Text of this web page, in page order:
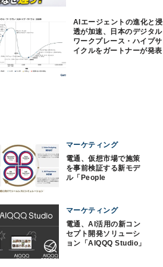
AIエージェントの進化と浸
透が加速、日本のデジタル
ワークプレース・ハイプサ
イクルをガートナーが発表
マーケティング
電通、仮想市場で施策
を事前検証する新モデ
ル「People
マーケティング
電通、AI活用の新コン
セプト開発ソリューシ
ョン「AIQQQ Studio」